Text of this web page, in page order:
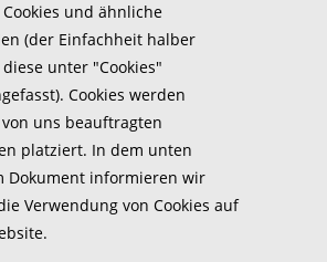
und ähnliche
(der Einfachheit halber
unter "Cookies"
Cookies werden
uns beauftragten
platziert. In dem unten
Dokument informieren wir
Verwendung von Cookies auf